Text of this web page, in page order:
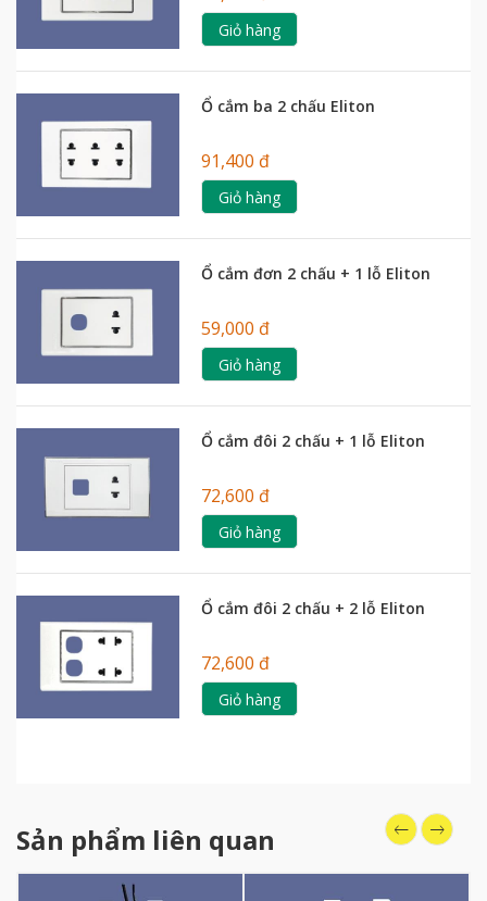
Giỏ hàng
Ổ cắm ba 2 chấu Eliton
91,400 đ
Giỏ hàng
Ổ cắm đơn 2 chấu + 1 lỗ Eliton
59,000 đ
Giỏ hàng
Ổ cắm đôi 2 chấu + 1 lỗ Eliton
72,600 đ
Giỏ hàng
Ổ cắm đôi 2 chấu + 2 lỗ Eliton
72,600 đ
Giỏ hàng
Sản phẩm liên quan